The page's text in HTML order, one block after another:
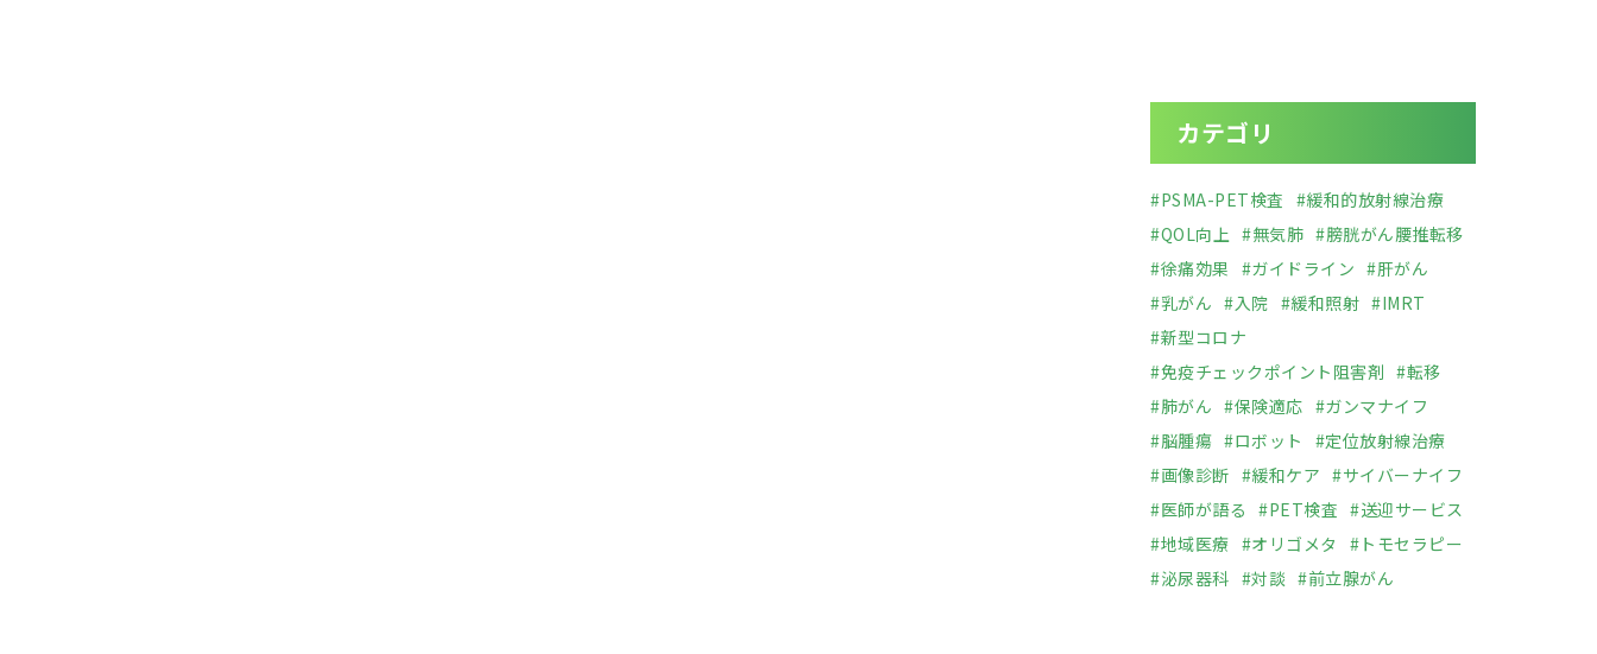
カテゴリ
#PSMA-PET検査 #緩和的放射線治療
#QOL向上 #無気肺 #膀胱がん腰推転移
#徐痛効果 #ガイドライン #肝がん
#乳がん #入院 #緩和照射 #IMRT
#新型コロナ
#免疫チェックポイント阻害剤 #転移
#肺がん #保険適応 #ガンマナイフ
#脳腫瘍 #ロボット
#定位放射線治療
#画像診断 #緩和ケア #サイバーナイフ
#医師が語る
#PET検査 #送迎サービス
#地域医療 #オリゴメタ
#トモセラピー
#泌尿器科 #対談 #前立腺がん